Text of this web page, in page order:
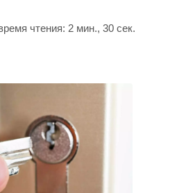
чтения: 2 мин., 30 сек.